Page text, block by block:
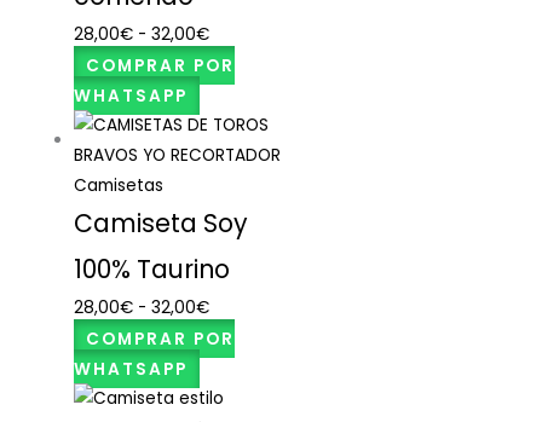
28,00€ - 32,00€
COMPRAR POR
WHATSAPP
Camisetas
Camiseta Soy
100% Taurino
28,00€ - 32,00€
COMPRAR POR
WHATSAPP